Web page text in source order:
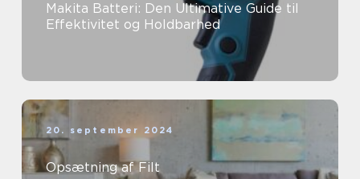
Makita Batteri: Den Ultimative Guide til
Effektivitet og Holdbarhed
20. september 2024
Opsætning af Filt